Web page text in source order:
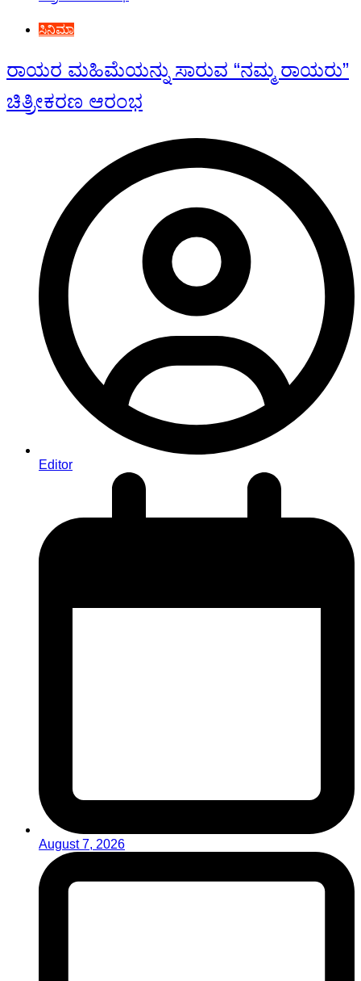
ಸಿನಿಮಾ
ರಾಯರ ಮಹಿಮೆಯನ್ನು ಸಾರುವ “ನಮ್ಮ ರಾಯರು”
ಚಿತ್ರೀಕರಣ ಆರಂಭ
Editor
August 7, 2026